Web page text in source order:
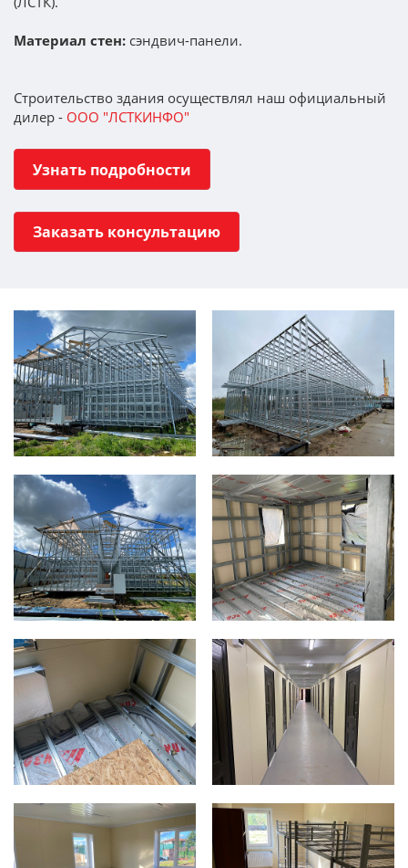
Материал стен: сэндвич-панели.
Строительство здания осуществлял наш официальный
дилер - ООО "ЛСТКИНФО"
Узнать подробности
Заказать консультацию